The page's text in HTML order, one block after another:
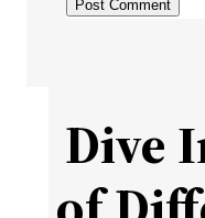
Dive